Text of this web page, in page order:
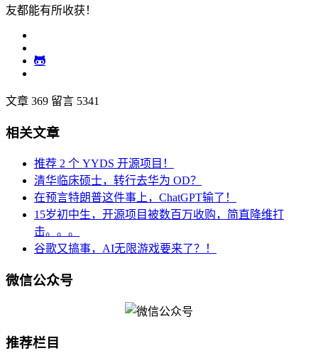
友都能有所收获！
文章 369 留言 5341
相关文章
推荐 2 个 YYDS 开源项目！
清华临床硕士，转行去华为 OD？
在预言特朗普这件事上，ChatGPT输了！
15岁初中生，开源项目被数百万收购，简直降维打
击。。。
谷歌又搞事，AI无限游戏要来了？！
微信公众号
推荐栏目